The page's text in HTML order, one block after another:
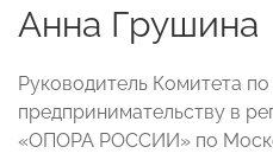
Анна Грушина
Руководитель Комитета
предпринимательству в
«ОПОРА РОССИИ» по